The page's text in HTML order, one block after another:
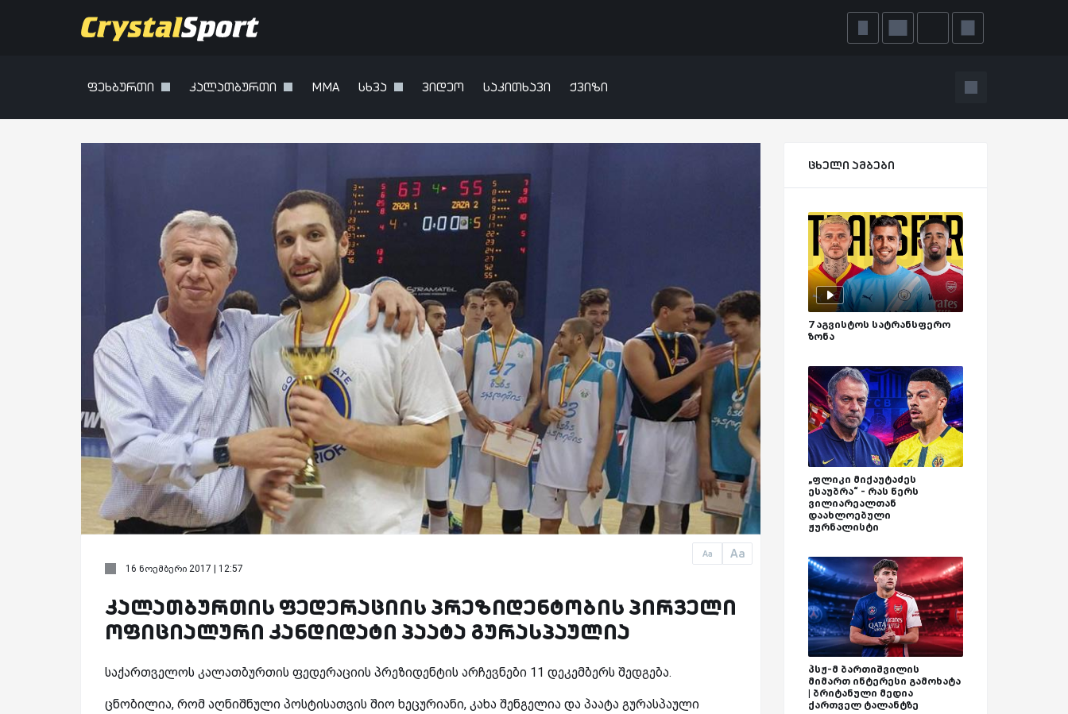
ფეხბურთი კალათბურთი MMA სხვა ვიდეო საკითხავი ქვიზი
Aa Aa
16 ნოემბერი 2017 | 12:57
კალათბურთის ფედერაციის პრეზიდენტობის პირველი
ოფიციალური კანდიდატი პაატა გურასპაულია
საქართველოს კალათბურთის ფედერაციის პრეზიდენტის არჩევნები 11 დეკემბერს შედგება.
ცნობილია, რომ აღნიშნული პოსტისათვის შიო ხეცურიანი, კახა შენგელია და პაატა გურასპაული
ცხელი ამბები
7 აგვისტოს სატრანსფერო
ზონა
„ფლიკი მიქაუტაძეს
ესაუბრა“ - რას წერს
ვილიარეალთან
დაახლოებული
ჟურნალისტი
პსჟ-მ ბართიშვილის
მიმართ ინტერესი გამოხატა
| ბრიტანული მედია
ქართველ ტალანტზე